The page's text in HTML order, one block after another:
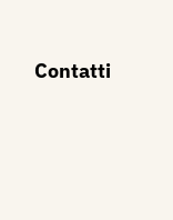
Contatti